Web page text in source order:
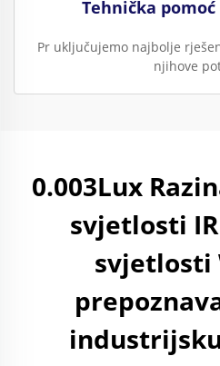
Tehnička
Pr uključujemo najbolje
njihove
0.003Lux
svjetlosti
svjetlosti